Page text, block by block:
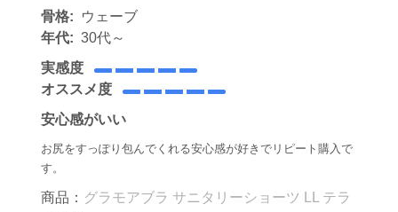
骨格:
ウェーブ
年代: 30代～
実感度
オススメ度
安心感がいい
お尻をすっぽり包んでくれる安心感が好きでリピート購入で
す。
商品： グラモアブラ サニタリーショーツ LL テラ